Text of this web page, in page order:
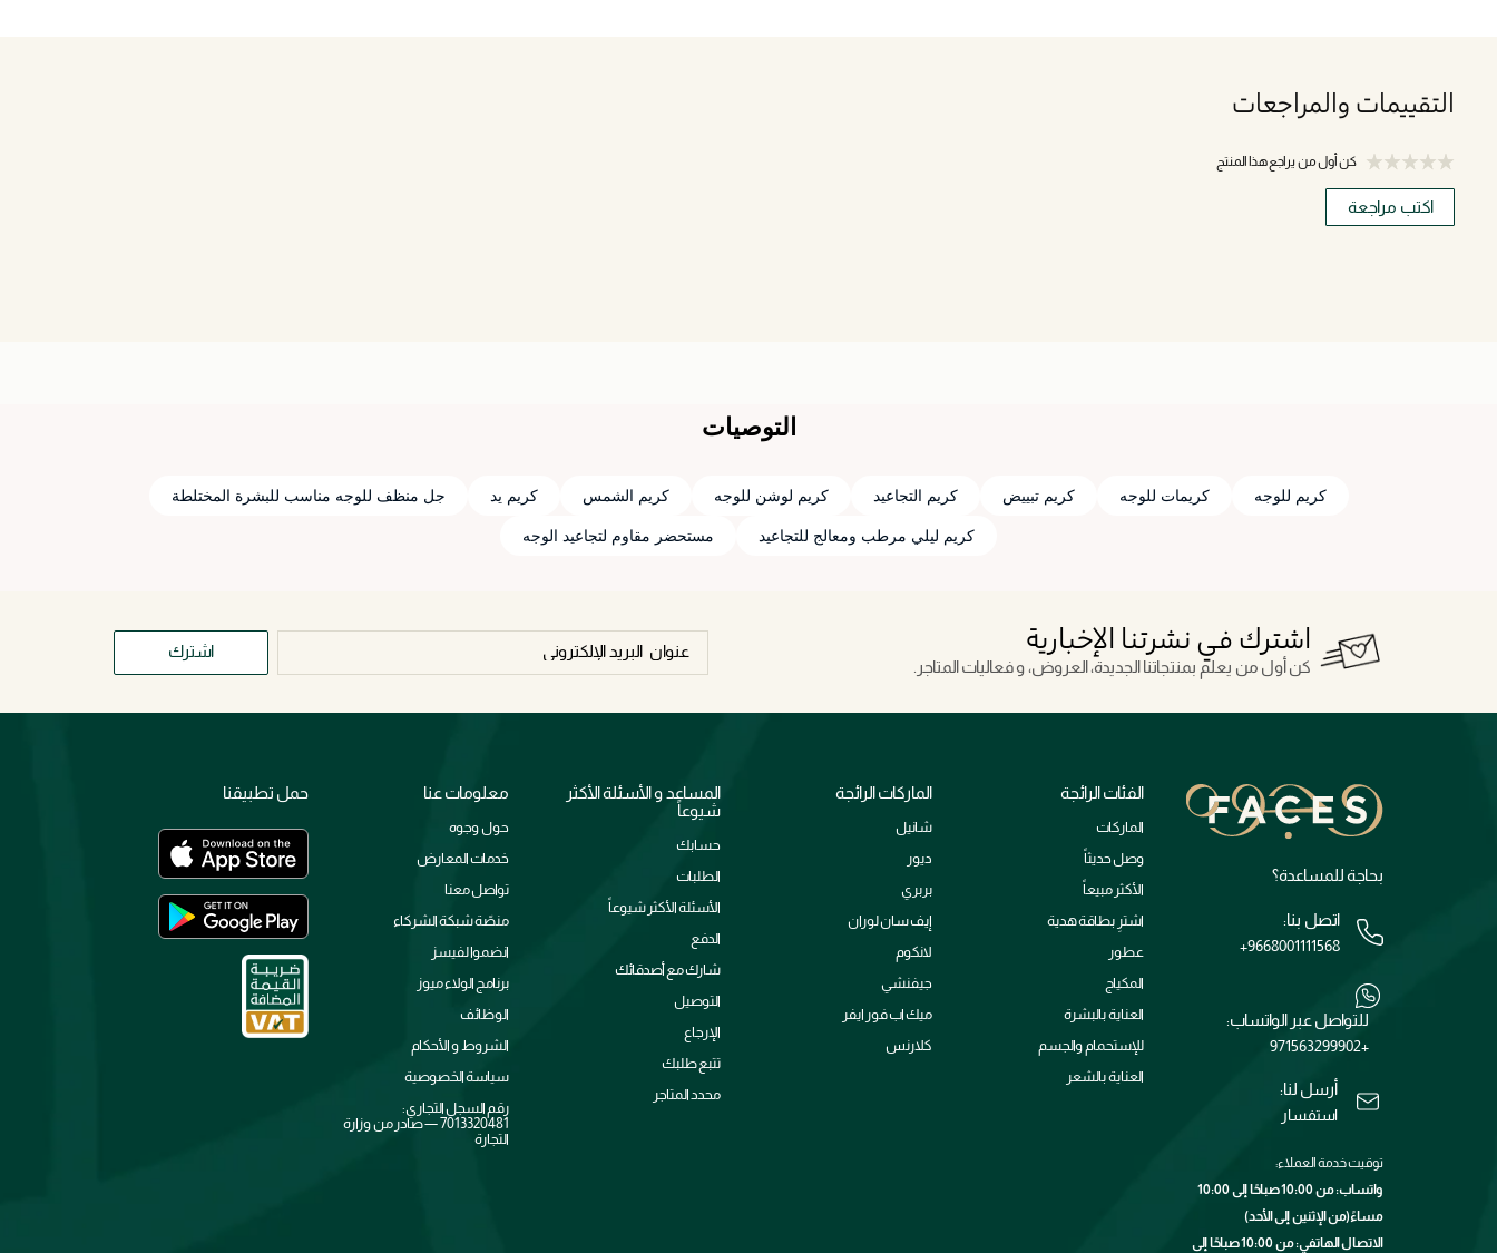
التقييمات والمراجعات
كن أول من يراجع هذا المنتج
اكتب مراجعة
التوصيات
كريم للوجه كريمات للوجه كريم تبييض كريم التجاعيد كريم لوشن للوجه كريم الشمس كريم يد جل منظف للوجه مناسب للبشرة المختلطة
كريم ليلي مرطب ومعالج للتجاعيد مستحضر مقاوم لتجاعيد الوجه
اشترك في نشرتنا الإخبارية
كن أول من يعلم بمنتجاتنا الجديدة، العروض، و فعاليات المتاجر.
اشترك
بحاجة للمساعدة؟
اتصل بنا:
+9668001111568
للتواصل عبر الواتساب:
+971563299902
أرسل لنا:
استفسار
توقيت خدمة العملاء:
واتساب: من 10:00 صباحًا إلى 10:00
مساءً(من الإثنين إلى الأحد)
الاتصال الهاتفي: من 10:00 صباحًا إلى
الفئات الرائجة
الماركات
وصل حديثاً
الأكثر مبيعاً
اشترِ بطاقة هدية
عطور
المكياج
العناية بالبشرة
للإستحمام والجسم
العناية بالشعر
الماركات الرائجة
شانيل
ديور
بربري
إيف سان لوران
لانكوم
جيفنشي
ميك اب فور ايفر
كلارنس
المساعد و الأسئلة الأكثر
شيوعاً
حسابك
الطلبات
الأسئلة الأكثر شيوعاً
الدفع
شارك مع أصدقائك
التوصيل
الإرجاع
تتبع طلبك
محدد المتاجر
معلومات عنا
حول وجوه
خدمات المعارض
تواصل معنا
منصّة شبكة الشركاء
انضموا لفيسز
برنامج الولاء ميوز
الوظائف
الشروط و الأحكام
سياسة الخصوصية
رقم السجل التجاري:
7013320481 — صادر من وزارة
التجارة
حمل تطبيقنا